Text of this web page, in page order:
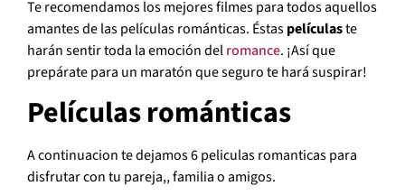
Te recomendamos los mejores filmes para todos aquellos
amantes de las películas románticas. Éstaspelículaste
harán sentir toda la emoción delromance. ¡Así que
prepárate para un maratón que seguro te hará suspirar!
Películas románticas
A continuacion te dejamos 6 peliculas romanticas para
disfrutar con tu pareja,, familia o amigos.